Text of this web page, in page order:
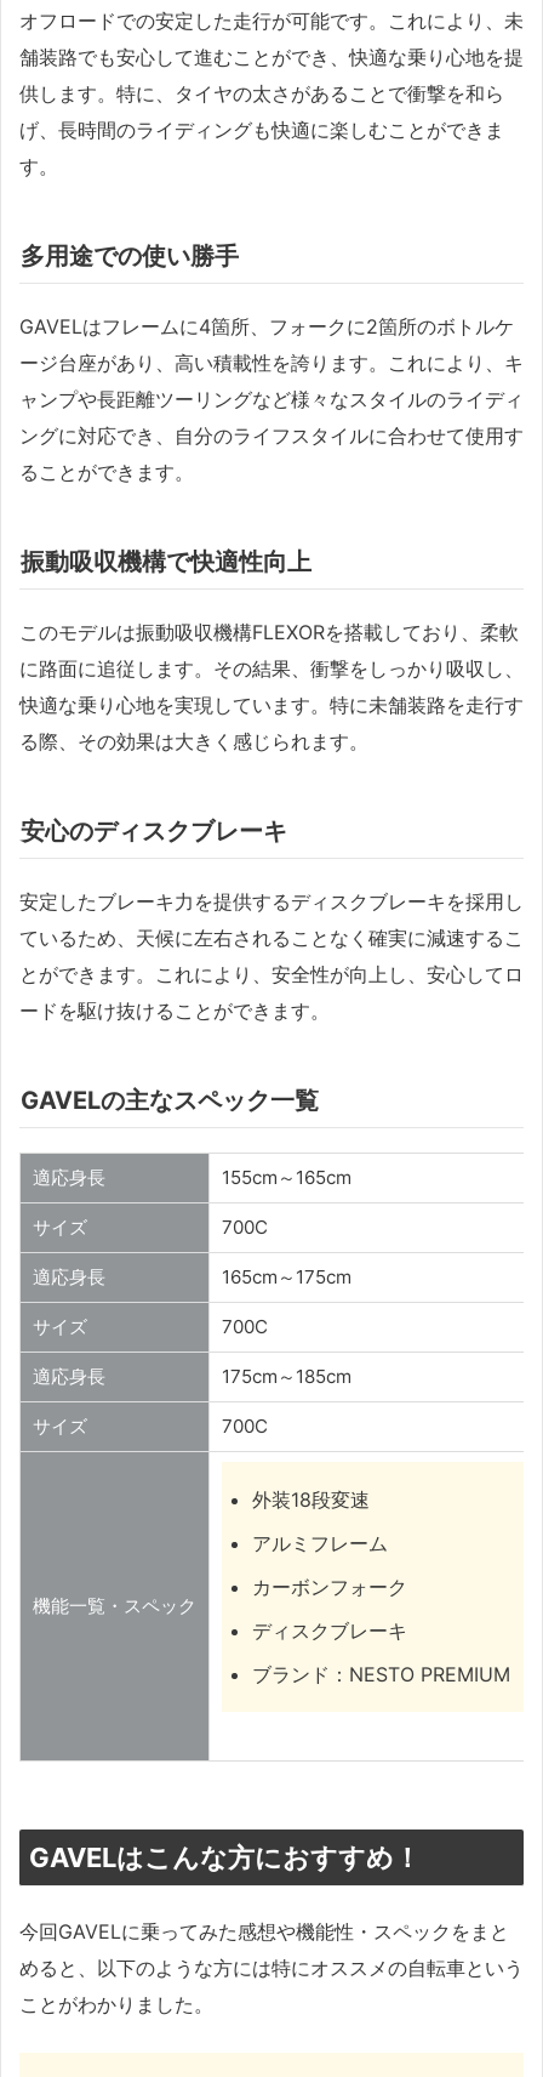
オフロードでの安定した走行が可能です。これにより、未
舗装路でも安心して進むことができ、快適な乗り心地を提
供します。特に、タイヤの太さがあることで衝撃を和ら
げ、長時間のライディングも快適に楽しむことができま
す。
多用途での使い勝手
GAVELはフレームに4箇所、フォークに2箇所のボトルケ
ージ台座があり、高い積載性を誇ります。これにより、キ
ャンプや長距離ツーリングなど様々なスタイルのライディ
ングに対応でき、自分のライフスタイルに合わせて使用す
ることができます。
振動吸収機構で快適性向上
このモデルは振動吸収機構FLEXORを搭載しており、柔軟
に路面に追従します。その結果、衝撃をしっかり吸収し、
快適な乗り心地を実現しています。特に未舗装路を走行す
る際、その効果は大きく感じられます。
安心のディスクブレーキ
安定したブレーキ力を提供するディスクブレーキを採用し
ているため、天候に左右されることなく確実に減速するこ
とができます。これにより、安全性が向上し、安心してロ
ードを駆け抜けることができます。
GAVELの主なスペック一覧
適応身長 155cm～165cm
サイズ 700C
適応身長 165cm～175cm
サイズ 700C
適応身長 175cm～185cm
サイズ 700C
機能一覧・スペック
外装18段変速
アルミフレーム
カーボンフォーク
ディスクブレーキ
ブランド：NESTO PREMIUM
GAVELはこんな方におすすめ！
今回GAVELに乗ってみた感想や機能性・スペックをまと
めると、以下のような方には特にオススメの自転車という
ことがわかりました。